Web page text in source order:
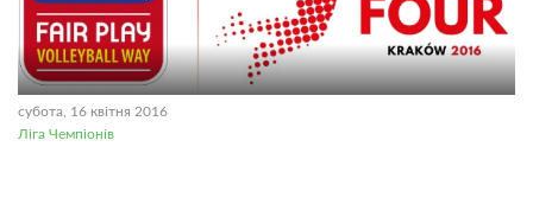
субота, 16 квітня 2016
Ліга Чемпіонів